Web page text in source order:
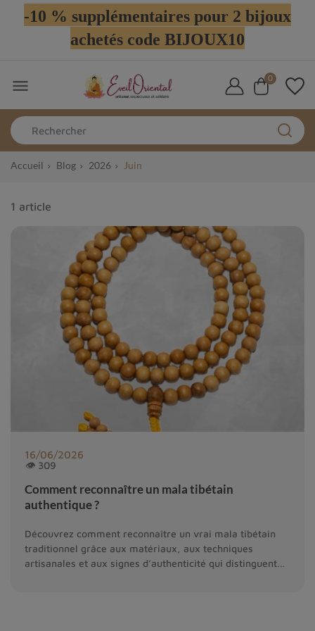
-10 % supplémentaires pour 2 bijoux
achetés code BIJOUX10
 0
Accueil Blog 2026 Juin
1 article
16/06/2026
👁 309
Comment reconnaître un mala tibétain
authentique ?
Découvrez comment reconnaître un vrai mala tibétain
traditionnel grâce aux matériaux, aux techniques
artisanales et aux signes d’authenticité qui distinguent